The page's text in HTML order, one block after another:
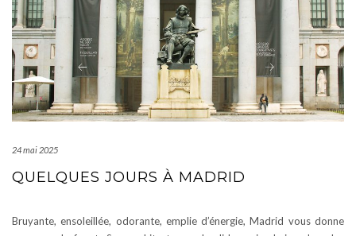
24 mai 2025
QUELQUES JOURS À MADRID
Bruyante, ensoleillée, odorante, emplie d’énergie, Madrid vous donne